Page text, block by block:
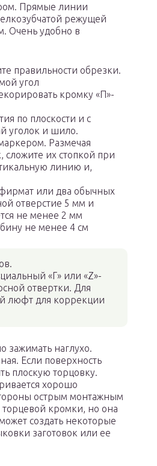
Прямые линии
режущей
Очень удобно в
правильности обрезки.
угол
кромку «П»-
по плоскости и с
уголок и шило.
Размечая
сложите их стопкой при
линию и,
или два обычных
отверстие 5 мм и
не менее 2 мм
не менее 4 см
«Г» или «Z»-
отвертки. Для
люфт для коррекции
зажимать наглухо.
Если поверхность
плоскую торцовку.
хорошо
острым монтажным
кромки, но она
создать некоторые
заготовок или ее